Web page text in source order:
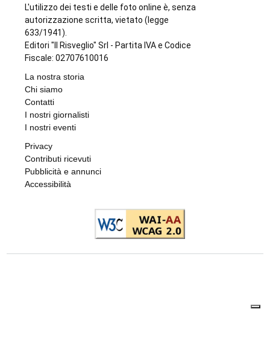
L'utilizzo dei testi e delle foto online è, senza
autorizzazione scritta, vietato (legge
633/1941).
Editori "Il Risveglio" Srl - Partita IVA e Codice
Fiscale: 02707610016
La nostra storia
Chi siamo
Contatti
I nostri giornalisti
I nostri eventi
Privacy
Contributi ricevuti
Pubblicità e annunci
Accessibilità